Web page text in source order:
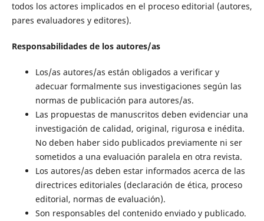
todos los actores implicados en el proceso editorial (autores,
pares evaluadores y editores).
Responsabilidades de los autores/as
Los/as autores/as están obligados a verificar y
adecuar formalmente sus investigaciones según las
normas de publicación para autores/as.
Las propuestas de manuscritos deben evidenciar una
investigación de calidad, original, rigurosa e inédita.
No deben haber sido publicados previamente ni ser
sometidos a una evaluación paralela en otra revista.
Los autores/as deben estar informados acerca de las
directrices editoriales (declaración de ética, proceso
editorial, normas de evaluación).
Son responsables del contenido enviado y publicado.